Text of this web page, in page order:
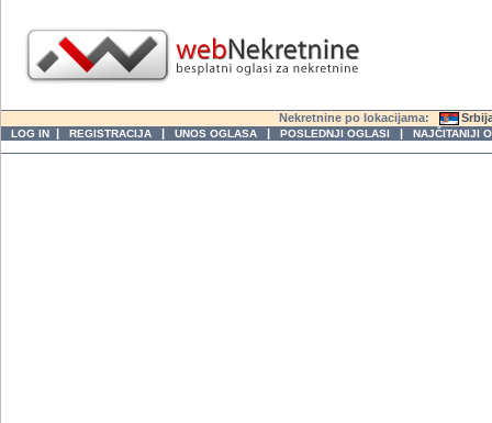
Nekretnine po lokacijama:
LOG IN | REGISTRACIJA | UNOS OGLASA | POSLEDNJI OGLASI | NAJČITANIJI